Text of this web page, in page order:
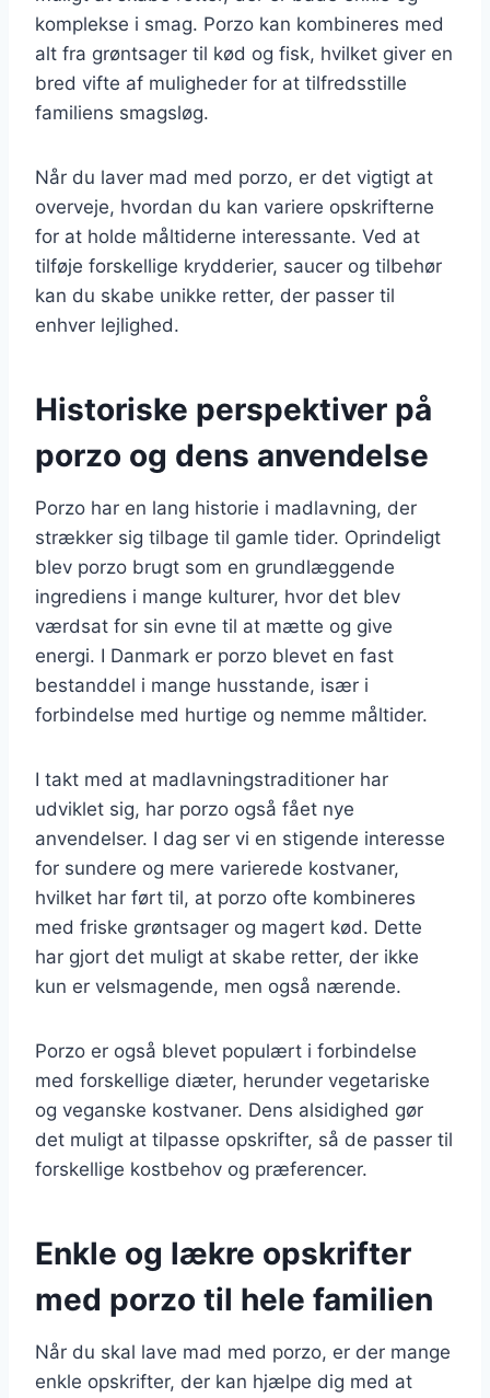
komplekse i smag. Porzo kan kombineres med
alt fra grøntsager til kød og fisk, hvilket giver en
bred vifte af muligheder for at tilfredsstille
familiens smagsløg.
Når du laver mad med porzo, er det vigtigt at
overveje, hvordan du kan variere opskrifterne
for at holde måltiderne interessante. Ved at
tilføje forskellige krydderier, saucer og tilbehør
kan du skabe unikke retter, der passer til
enhver lejlighed.
Historiske perspektiver på
porzo og dens anvendelse
Porzo har en lang historie i madlavning, der
strækker sig tilbage til gamle tider. Oprindeligt
blev porzo brugt som en grundlæggende
ingrediens i mange kulturer, hvor det blev
værdsat for sin evne til at mætte og give
energi. I Danmark er porzo blevet en fast
bestanddel i mange husstande, især i
forbindelse med hurtige og nemme måltider.
I takt med at madlavningstraditioner har
udviklet sig, har porzo også fået nye
anvendelser. I dag ser vi en stigende interesse
for sundere og mere varierede kostvaner,
hvilket har ført til, at porzo ofte kombineres
med friske grøntsager og magert kød. Dette
har gjort det muligt at skabe retter, der ikke
kun er velsmagende, men også nærende.
Porzo er også blevet populært i forbindelse
med forskellige diæter, herunder vegetariske
og veganske kostvaner. Dens alsidighed gør
det muligt at tilpasse opskrifter, så de passer til
forskellige kostbehov og præferencer.
Enkle og lækre opskrifter
med porzo til hele familien
Når du skal lave mad med porzo, er der mange
enkle opskrifter, der kan hjælpe dig med at